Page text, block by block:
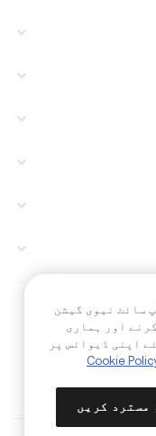
سائٹ نیوی گیشن
اور ہماری
اپنی ڈیوائس پر
Cookie
مسترد کریں